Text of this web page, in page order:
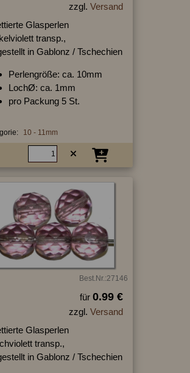
zzgl. Versand
Glasperlen
transp.,
in Gablonz / Tschechien
Perlengröße: ca. 10mm
LochØ: ca. 1mm
pro Packung 5 St.
10 - 11mm
Best.Nr.:27146
für 0.99 €
zzgl. Versand
Glasperlen
transp.,
in Gablonz / Tschechien